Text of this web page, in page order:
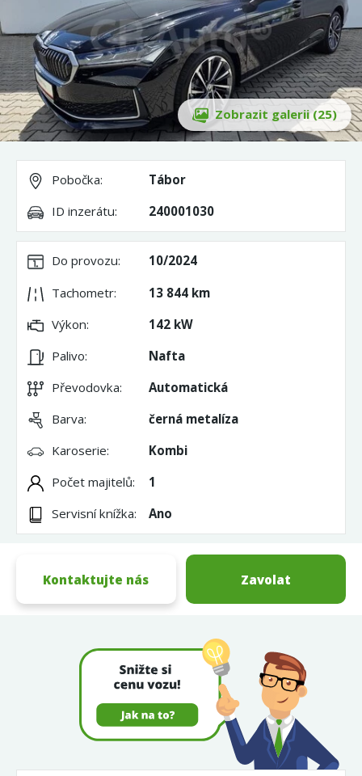
Pobočka:
Tábor
ID inzerátu:
240001030
Do provozu:
10/2024
Tachometr:
13 844 km
Výkon:
142 kW
Palivo:
Nafta
Převodovka:
Automatická
Barva:
černá metalíza
Karoserie:
Kombi
Počet majitelů:
1
Servisní knížka:
Ano
Zobrazit galerii (25)
Kontaktujte nás Zavolat